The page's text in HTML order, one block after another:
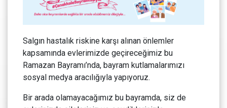
Salgın hastalık riskine karşı alınan önlemler
kapsamında evlerimizde geçireceğimiz bu
Ramazan Bayramı’nda, bayram kutlamalarımızı
sosyal medya aracılığıyla yapıyoruz.
Bir arada olamayacağımız bu bayramda, siz de